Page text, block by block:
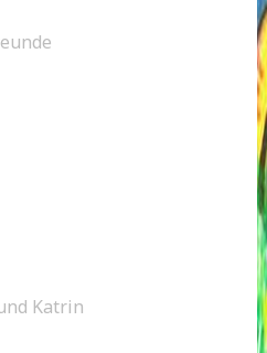
Katrin